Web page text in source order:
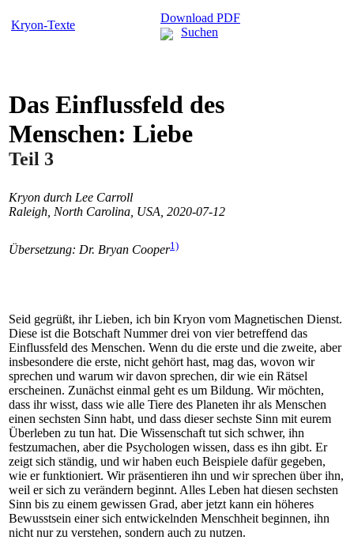
Kryon-Texte
Download PDF
Suchen
Das Einflussfeld des
Menschen: Liebe
Teil 3
Kryon durch Lee Carroll
Raleigh, North Carolina, USA, 2020-07-12
Übersetzung: Dr. Bryan Cooper1)
Seid gegrüßt, ihr Lieben, ich bin Kryon vom Magnetischen Dienst.
Diese ist die Botschaft Nummer drei von vier betreffend das
Einflussfeld des Menschen. Wenn du die erste und die zweite, aber
insbesondere die erste, nicht gehört hast, mag das, wovon wir
sprechen und warum wir davon sprechen, dir wie ein Rätsel
erscheinen. Zunächst einmal geht es um Bildung. Wir möchten,
dass ihr wisst, dass wie alle Tiere des Planeten ihr als Menschen
einen sechsten Sinn habt, und dass dieser sechste Sinn mit eurem
Überleben zu tun hat. Die Wissenschaft tut sich schwer, ihn
festzumachen, aber die Psychologen wissen, dass es ihn gibt. Er
zeigt sich ständig, und wir haben euch Beispiele dafür gegeben,
wie er funktioniert. Wir präsentieren ihn und wir sprechen über ihn,
weil er sich zu verändern beginnt. Alles Leben hat diesen sechsten
Sinn bis zu einem gewissen Grad, aber jetzt kann ein höheres
Bewusstsein einer sich entwickelnden Menschheit beginnen, ihn
nicht nur zu verstehen, sondern auch zu nutzen.